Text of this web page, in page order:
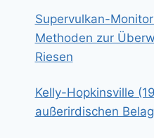
Supervulkan-
Methoden zur
Riesen
Kelly-Hopkinsville
außerirdischen